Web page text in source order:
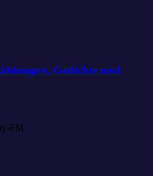
Gedichte und
FM